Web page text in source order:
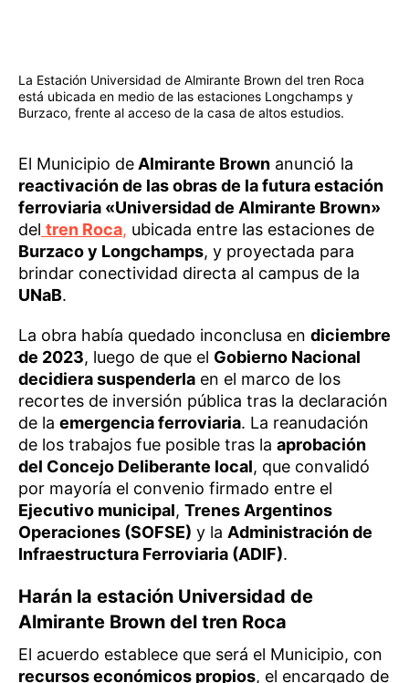
La Estación Universidad de Almirante Brown del tren Roca
está ubicada en medio de las estaciones Longchamps y
Burzaco, frente al acceso de la casa de altos estudios.
El Municipio de Almirante Brown anunció la
reactivación de las obras de la futura estación
ferroviaria «Universidad de Almirante Brown»
del tren Roca, ubicada entre las estaciones de
Burzaco y Longchamps, y proyectada para
brindar conectividad directa al campus de la
UNaB.
La obra había quedado inconclusa en diciembre
de 2023, luego de que el Gobierno Nacional
decidiera suspenderla en el marco de los
recortes de inversión pública tras la declaración
de la emergencia ferroviaria. La reanudación
de los trabajos fue posible tras la aprobación
del Concejo Deliberante local, que convalidó
por mayoría el convenio firmado entre el
Ejecutivo municipal, Trenes Argentinos
Operaciones (SOFSE) y la Administración de
Infraestructura Ferroviaria (ADIF).
Harán la estación Universidad de
Almirante Brown del tren Roca
El acuerdo establece que será el Municipio, con
recursos económicos propios, el encargado de